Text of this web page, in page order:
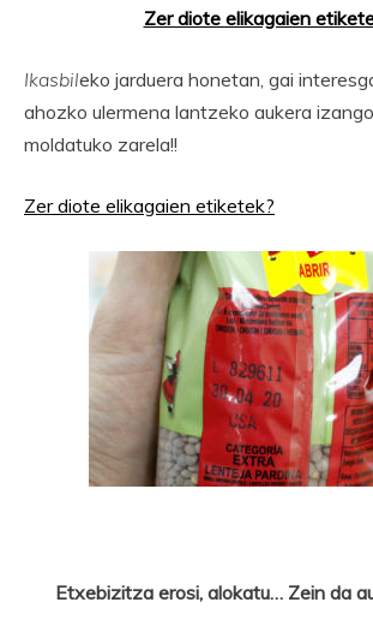
Zer diote elikagaien
Ikasbileko jarduera honetan, gai
ahozko ulermena lantzeko aukera
moldatuko zarela!!
Zer diote elikagaien etiketek?
Etxebizitza erosi, alokatu… Zein da